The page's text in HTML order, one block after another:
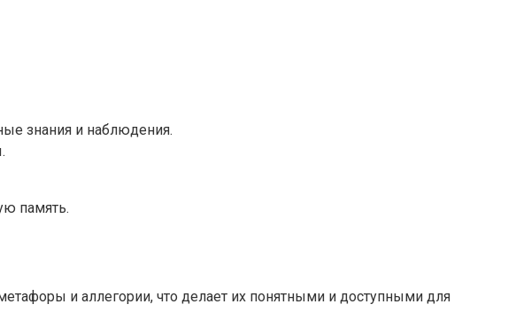
знания и наблюдения.
память.
и аллегории, что делает их понятными и доступными для